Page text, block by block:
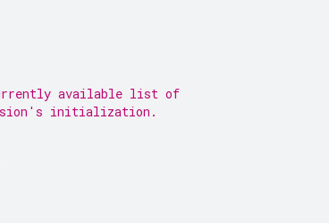
available list of
initialization.